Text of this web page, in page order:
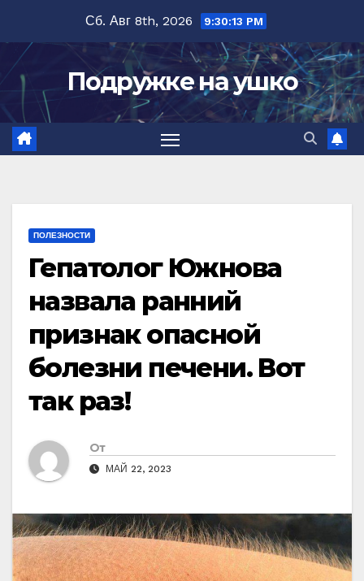
содержимому
Сб. Авг 8th, 2026 9:30:14 PM
Подружке на ушко
ПОЛЕЗНОСТИ
Гепатолог Южнова
назвала ранний
признак опасной
болезни печени. Вот
так раз!
От
МАЙ 22, 2023